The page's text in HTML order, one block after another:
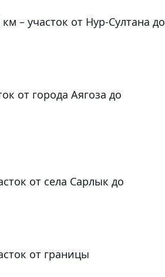
– участок от Нур-Султана до
от города Аягоза до
от села Сарлык до
от границы